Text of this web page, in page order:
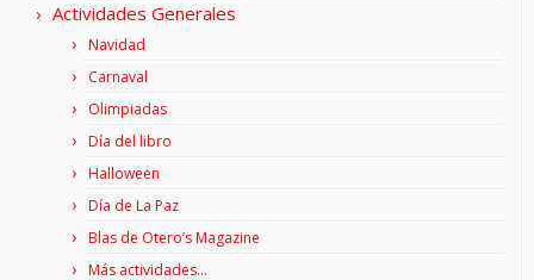
Actividades Generales
Navidad
Carnaval
Olimpiadas
Día del libro
Halloween
Día de La Paz
Blas de Otero’s Magazine
Más actividades…